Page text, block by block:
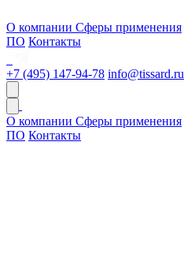
О компании Сферы применения
ПО Контакты
+7 (495) 147-94-78 info@tissard.ru
О компании Сферы применения
ПО Контакты